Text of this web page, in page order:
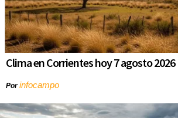
Clima en Corrientes hoy 7 agosto 2026
Porinfocampo